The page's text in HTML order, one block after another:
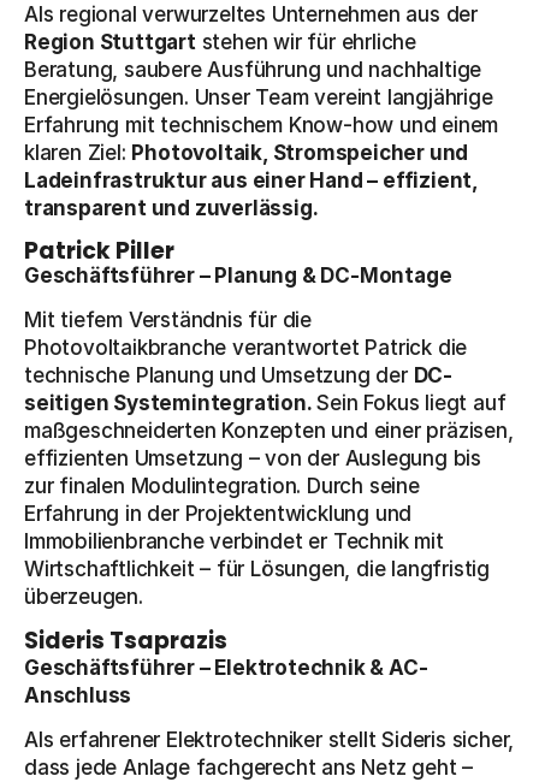
Als regional verwurzeltes Unternehmen aus der
Region Stuttgart stehen wir für ehrliche
Beratung, saubere Ausführung und nachhaltige
Energielösungen. Unser Team vereint langjährige
Erfahrung mit technischem Know-how und einem
klaren Ziel: Photovoltaik, Stromspeicher und
Ladeinfrastruktur aus einer Hand – effizient,
transparent und zuverlässig.
Patrick Piller
Geschäftsführer – Planung & DC-Montage
Mit tiefem Verständnis für die
Photovoltaikbranche verantwortet Patrick die
technische Planung und Umsetzung der DC-
seitigen Systemintegration.Sein Fokus liegt auf
maßgeschneiderten Konzepten und einer präzisen,
effizienten Umsetzung – von der Auslegung bis
zur finalen Modulintegration. Durch seine
Erfahrung in der Projektentwicklung und
Immobilienbranche verbindet er Technik mit
Wirtschaftlichkeit – für Lösungen, die langfristig
überzeugen.
Sideris Tsaprazis
Geschäftsführer – Elektrotechnik & AC-
Anschluss
Als erfahrener Elektrotechniker stellt Sideris sicher,
dass jede Anlage fachgerecht ans Netz geht –